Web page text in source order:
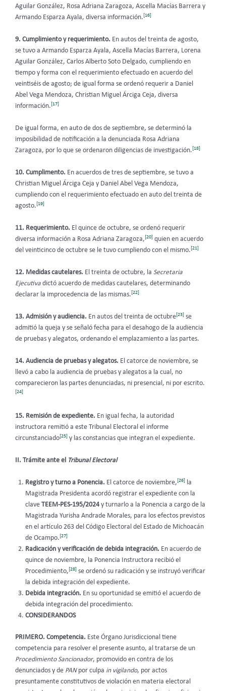
Aguilar González, Rosa Adriana Zaragoza, Ascella Macías Barrera y
Armando Esparza Ayala, diversa información.[16]
9. Cumplimiento y requerimiento. En autos del treinta de agosto,
se tuvo a Armando Esparza Ayala, Ascella Macías Barrera, Lorena
Aguilar González, Carlos Alberto Soto Delgado, cumpliendo en
tiempo y forma con el requerimiento efectuado en acuerdo del
veintiséis de agosto; de igual forma se ordenó requerir a Daniel
Abel Vega Mendoza, Christian Miguel Árciga Ceja, diversa
información.[17]
De igual forma, en auto de dos de septiembre, se determinó la
imposibilidad de notificación a la denunciada Rosa Adriana
Zaragoza, por lo que se ordenaron diligencias de investigación.[18]
10. Cumplimento. En acuerdos de tres de septiembre, se tuvo a
Christian Miguel Árciga Ceja y Daniel Abel Vega Mendoza,
cumpliendo con el requerimiento efectuado en auto del treinta de
agosto.[19]
11. Requerimiento. El quince de octubre, se ordenó requerir
diversa información a Rosa Adriana Zaragoza,[20] quien en acuerdo
del veinticinco de octubre se le tuvo cumpliendo con el mismo.[21]
12. Medidas cautelares. El treinta de octubre, la Secretaria
Ejecutiva dictó acuerdo de medidas cautelares, determinando
declarar la improcedencia de las mismas.[22]
13. Admisión y audiencia. En autos del treinta de octubre[23] se
admitió la queja y se señaló fecha para el desahogo de la audiencia
de pruebas y alegatos, ordenando el emplazamiento a las partes.
14. Audiencia de pruebas y alegatos. El catorce de noviembre, se
llevó a cabo la audiencia de pruebas y alegatos a la cual, no
comparecieron las partes denunciadas, ni presencial, ni por escrito.
[24]
15. Remisión de expediente. En igual fecha, la autoridad
instructora remitió a este Tribunal Electoral el informe
circunstanciado[25] y las constancias que integran el expediente.
II. Trámite ante el Tribunal Electoral
Registro y turno a Ponencia. El catorce de noviembre,[26]
la
Magistrada Presidenta acordó registrar el expediente con la
clave
TEEM-PES-195/2024y turnarlo a la Ponencia a cargo de la
Magistrada Yurisha Andrade Morales, para los efectos previstos
en el artículo 263 del Código Electoral del Estado de Michoacán
de Ocampo.[27]
Radicación y verificación de debida integración. En acuerdo de
quince de noviembre, la Ponencia Instructora recibió el
Procedimiento,[28] se ordenó su radicación y se instruyó verificar
la debida integración del expediente.
Debida integración. En su oportunidad se emitió el acuerdo de
debida integración del procedimiento.
CONSIDERANDOS
PRIMERO. Competencia. Este Órgano Jurisdiccional tiene
competencia para resolver el presente asunto, al tratarse de un
Procedimiento Sancionador, promovido en contra de los
denunciados y de PANpor culpa in vigilando, por actos
presuntamente constitutivos de violación en materia electoral